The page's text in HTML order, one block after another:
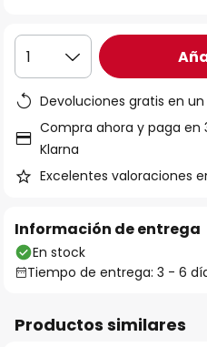
1
Devoluciones gratis en
Compra ahora y paga en
Klarna
Excelentes valoraciones
Información de entrega
En stock
Tiempo de entrega: 3 - 6
Productos similares